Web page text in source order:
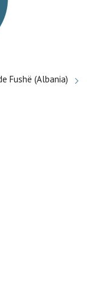
Fushë (Albania)